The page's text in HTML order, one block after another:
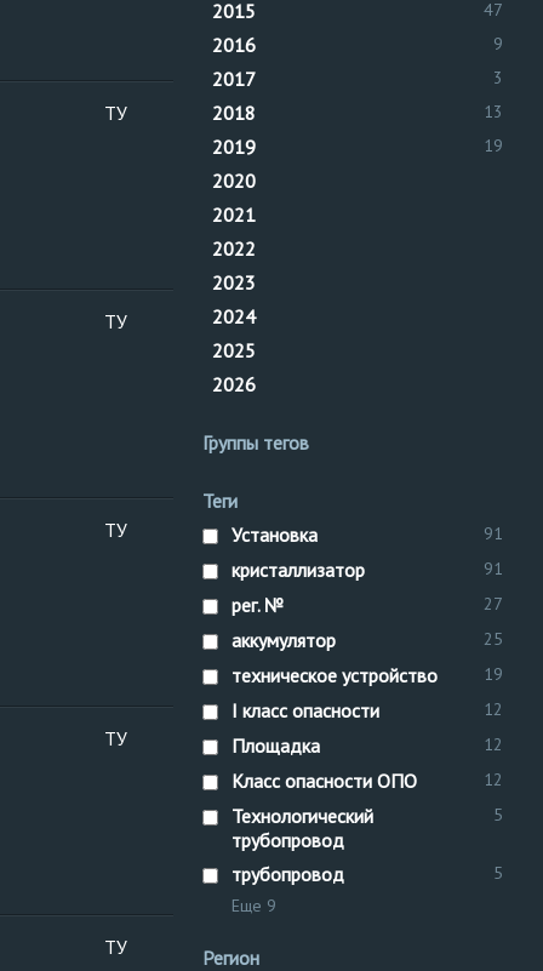
ТУ
ТУ
ТУ
ТУ
ТУ
2015
47
2016 9
2017 3
2018 13
2019 19
2020
2021
2022
2023
2024
2025
2026
Группы тегов
Теги
Установка
91
кристаллизатор 91
рег. № 27
аккумулятор 25
техническое устройство 19
I класс опасности 12
Площадка 12
Класс опасности ОПО 12
Технологический
трубопровод
5
трубопровод
5
Еще 9
Регион